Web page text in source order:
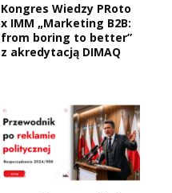
Kongres Wiedzy PRoto
x IMM „Marketing B2B:
from boring to better”
z akredytacją DIMAQ